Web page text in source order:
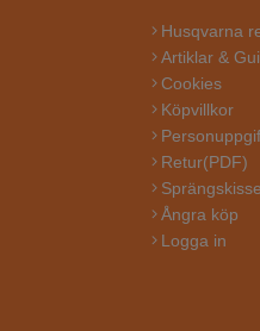
Husqvarna
Artiklar &
Cookies
Köpvillkor
Retur(PDF)
Ångra köp
Logga in